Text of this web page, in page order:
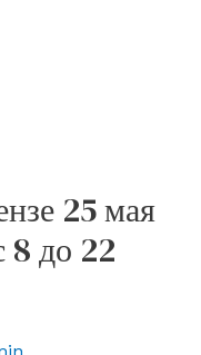
25 мая
8 до 22